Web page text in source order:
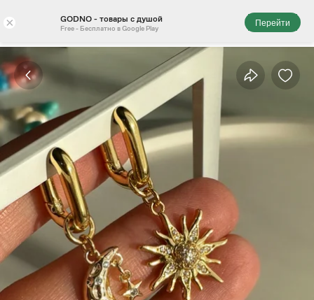
× GODNO - товары с душой
Free - Бесплатно в Google Play
Перейти